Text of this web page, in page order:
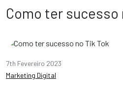
Como ter sucesso
7th Fevereiro 2023
Marketing Digital